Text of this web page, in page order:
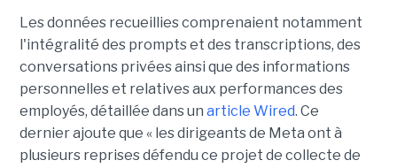
Les données recueillies comprenaient notamment
l'intégralité des prompts et des transcriptions, des
conversations privées ainsi que des informations
personnelles et relatives aux performances des
employés, détaillée dans un article Wired. Ce
dernier ajoute que « les dirigeants de Meta ont à
plusieurs reprises défendu ce projet de collecte de